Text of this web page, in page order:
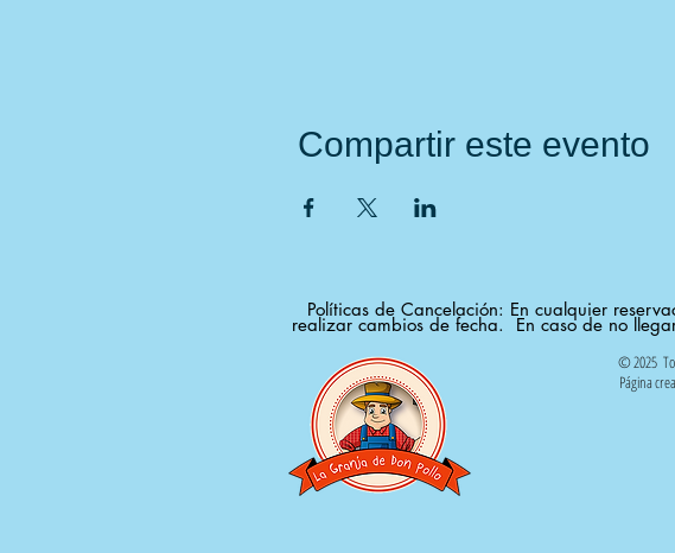
Compartir este evento
Políticas de Cancelación: En cualquier
realizar cambios de fecha. En caso de no
© 2025
Página